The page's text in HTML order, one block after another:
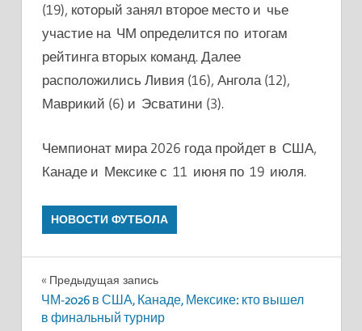
(19), который занял второе место и чье
участие на ЧМ определится по итогам
рейтинга вторых команд. Далее
расположились Ливия (16), Ангола (12),
Маврикий (6) и Эсватини (3).
Чемпионат мира 2026 года пройдет в США,
Канаде и Мексике с 11 июня по 19 июля.
НОВОСТИ ФУТБОЛА
Навигация
по
Предыдущая запись
ЧМ-2026 в США, Канаде, Мексике: кто вышел
в финальный турнир